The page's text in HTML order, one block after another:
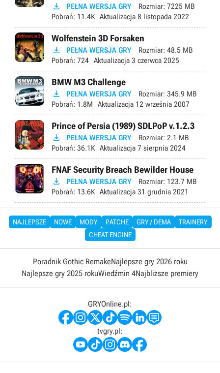
 PEŁNA WERSJA GRY Rozmiar: 7225 MB
Pobrań: 11.4K Aktualizacja 8 listopada 2022
Wolfenstein 3D Forsaken
 PEŁNA WERSJA GRY Rozmiar: 48.5 MB
Pobrań: 724 Aktualizacja 3 czerwca 2025
BMW M3 Challenge
 PEŁNA WERSJA GRY Rozmiar: 345.9 MB
Pobrań: 1.8M Aktualizacja 12 września 2007
Prince of Persia (1989) SDLPoP v.1.2.3
 PEŁNA WERSJA GRY Rozmiar: 2.1 MB
Pobrań: 36.1K Aktualizacja 7 sierpnia 2024
FNAF Security Breach Bewilder House
 PEŁNA WERSJA GRY Rozmiar: 123.7 MB
Pobrań: 13.6K Aktualizacja 31 grudnia 2021
NAJLEPSZE NOWE MODY PATCHE GRY / DEMA
TRAINERY
CHEAT ENGINE
Poradnik Gothic RemakeNajlepsze gry 2026 roku
Najlepsze gry 2025 rokuWiedźmin 4Najbliższe premiery
GRYOnline.pl:
tvgry.pl: